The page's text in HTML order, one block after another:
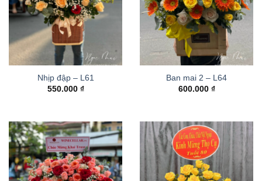
Nhịp đập – L61
550.000 ₫
Ban mai 2 – L64
600.000 ₫